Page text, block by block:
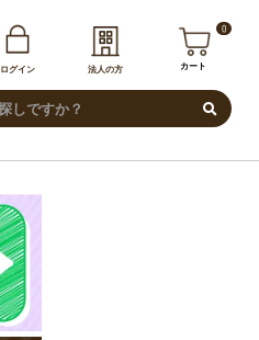
ログイン 法人の方
0
カート